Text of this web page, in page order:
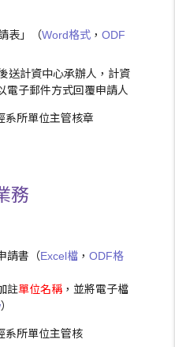
表」（Word格式， ODF
送計資中心承辦人，計資
電子郵件方式回覆申請人
所單位主管核章
務
請書（Excel檔， ODF格
註單位名稱，並將電子檔
）
系所單位主管核